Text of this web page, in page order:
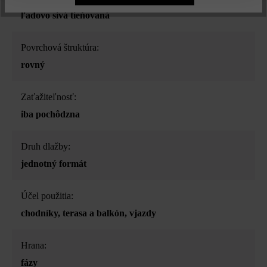
ľadovo sivá tieňovaná
Povrchová štruktúra:
rovný
Zaťažiteľnosť:
iba pochôdzna
Druh dlažby:
jednotný formát
Účel použitia:
chodníky, terasa a balkón, vjazdy
Hrana:
fázy